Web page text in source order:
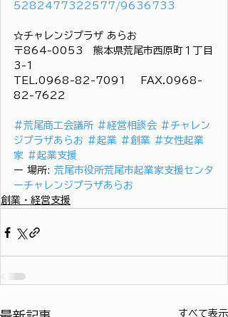
5282477322577/9636733
☆チャレンジプラザ あらお
〒864-0053　熊本県荒尾市西原町１丁目
3-1
TEL.0968-82-7091 　FAX.0968-
82-7622
＃荒尾商工会議所 ＃経営相談会 ＃チャレン
ジプラザあらお ＃起業 ＃創業 ＃女性起業
家 ＃起業支援
ー 場所: 荒尾市役所荒尾市起業家支援センタ
ーチャレンジプラザあらお
創業・経営支援
すべて表示